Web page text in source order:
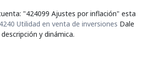
"424099 Ajustes por inflación" esta
4240 Utilidad en venta de inversiones Dale
y dinámica.